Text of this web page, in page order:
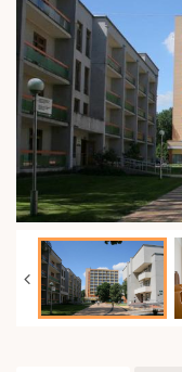
CONTACTS
REVIEWS
HOLIDAY IN ISRAEL